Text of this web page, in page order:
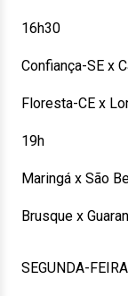
16h30
Confiança-SE x
Floresta-CE x
19h
Maringá x São
Brusque x
SEGUNDA-FEIRA